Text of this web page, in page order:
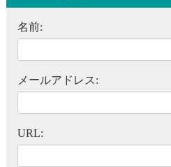
名前:
メールアドレス:
URL: